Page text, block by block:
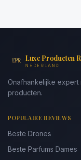
Luxe Producten
NEDERLAND
Onafhankelijke
producten.
POPULAIRE REVIEWS
Beste Drones
Beste Parfums Dames